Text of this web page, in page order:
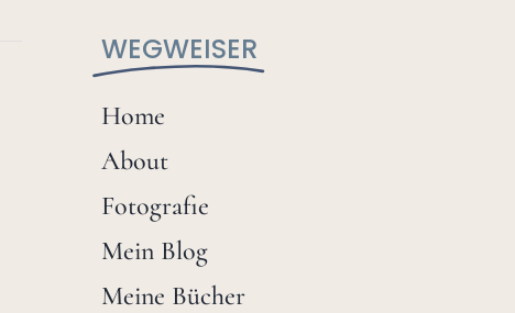
WEGWEISER
Home
About
Fotografie
Mein Blog
Meine Bücher